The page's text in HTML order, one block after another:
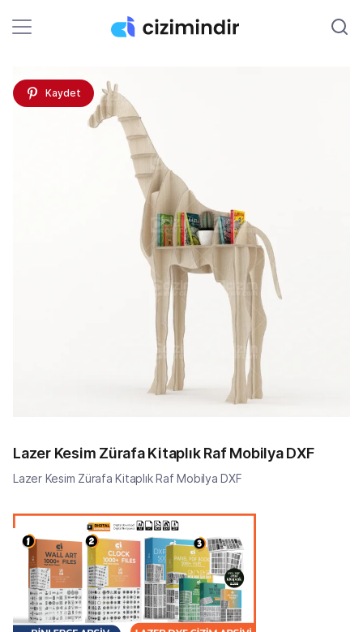
Kaydet
Lazer Kesim Zürafa Kitaplık Raf Mobilya DXF
Lazer Kesim Zürafa Kitaplık Raf Mobilya DXF